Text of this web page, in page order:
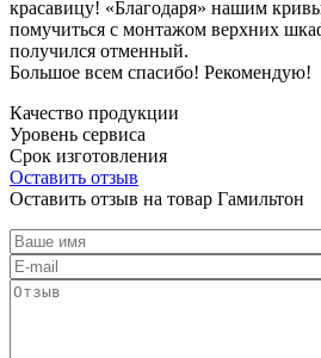
красавицу! «Благодаря» нашим
помучиться с монтажом верхних
получился отменный.
Большое всем спасибо! Рекомендую!
Качество продукции
Уровень сервиса
Срок изготовления
Оставить отзыв
Оставить отзыв на товар Гамильтон